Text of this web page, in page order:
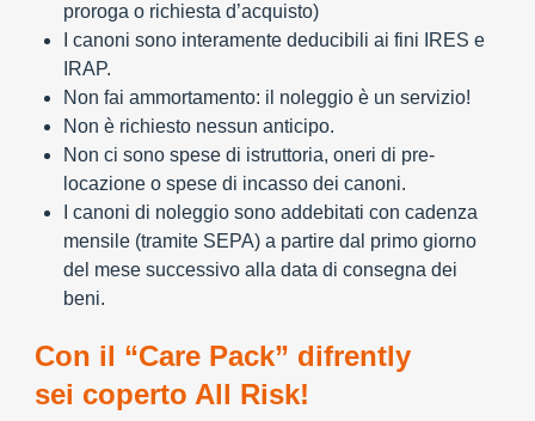
proroga o richiesta d’acquisto)
I canoni sono interamente deducibili ai fini IRES e
IRAP.
Non fai ammortamento: il noleggio è un servizio!
Non è richiesto nessun anticipo.
Non ci sono spese di istruttoria, oneri di pre-
locazione o spese di incasso dei canoni.
I canoni di noleggio sono addebitati con cadenza
mensile (tramite SEPA) a partire dal primo giorno
del mese successivo alla data di consegna dei
beni.
Con il “Care Pack” difrently
sei coperto All Risk!